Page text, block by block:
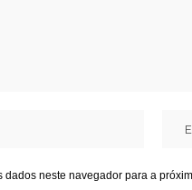
dados neste navegador para a